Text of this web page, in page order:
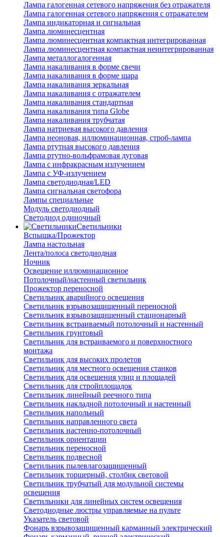
Лампа галогенная сетевого напряжения без отражателя
Лампа галогенная сетевого напряжения с отражателем
Лампа индикаторная и сигнальная
Лампа люминесцентная
Лампа люминесцентная компактная интегрированная
Лампа люминесцентная компактная неинтегрированная
Лампа металлогалогенная
Лампа накаливания в форме свечи
Лампа накаливания в форме шара
Лампа накаливания зеркальная
Лампа накаливания с отражателем
Лампа накаливания стандартная
Лампа накаливания типа Globe
Лампа накаливания трубчатая
Лампа натриевая высокого давления
Лампа неоновая, иллюминационная, строб-лампа
Лампа ртутная высокого давления
Лампа ртутно-вольфрамовая дуговая
Лампа с инфракрасным излучением
Лампа с УФ-излучением
Лампа светодиодная/LED
Лампа сигнальная светофора
Лампы специальные
Модуль светодиодный
Светодиод одиночный
Светильники
Вспышка/Прожектор
Лампа настольная
Лента/полоса светодиодная
Ночник
Освещение иллюминационное
Потолочный/настенный светильник
Прожектор переносной
Светильник аварийного освещения
Светильник взрывозащищенный переносной
Светильник взрывозащищенный стационарный
Светильник встраиваемый потолочный и настенный
Светильник грунтовый
Светильник для встраиваемого и поверхностного
монтажа
Светильник для высоких пролетов
Светильник для местного освещения станков
Светильник для освещения улиц и площадей
Светильник для стройплощадок
Светильник линейный реечного типа
Светильник накладной потолочный и настенный
Светильник напольный
Светильник направленного света
Светильник настенно-потолочный
Светильник ориентации
Светильник переносной
Светильник подвесной
Светильник пылевлагозащищенный
Светильник торшерный, столбик световой
Светильник трубчатый для модульной системы
освещения
Светильники для линейных систем освещения
Светодиодные люстры управляемые на пульте
Указатель световой
Фонарь взрывозащищенный карманный электрический